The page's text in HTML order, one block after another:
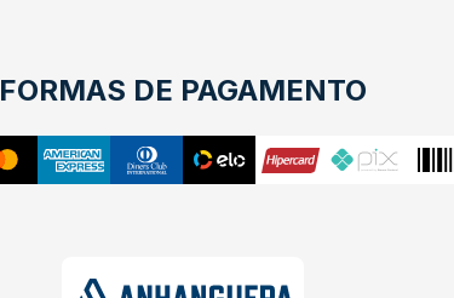
FORMAS DE PAGAMENTO